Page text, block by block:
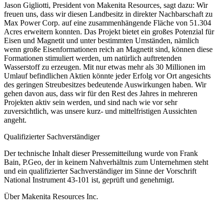
Jason Gigliotti, President von Makenita Resources, sagt dazu: Wir
freuen uns, dass wir diesen Landbesitz in direkter Nachbarschaft zu
Max Power Corp. auf eine zusammenhängende Fläche von 51.304
Acres erweitern konnten. Das Projekt bietet ein großes Potenzial für
Eisen und Magnetit und unter bestimmten Umständen, nämlich
wenn große Eisenformationen reich an Magnetit sind, können diese
Formationen stimuliert werden, um natürlich auftretenden
Wasserstoff zu erzeugen. Mit nur etwas mehr als 30 Millionen im
Umlauf befindlichen Aktien könnte jeder Erfolg vor Ort angesichts
des geringen Streubesitzes bedeutende Auswirkungen haben. Wir
gehen davon aus, dass wir für den Rest des Jahres in mehreren
Projekten aktiv sein werden, und sind nach wie vor sehr
zuversichtlich, was unsere kurz- und mittelfristigen Aussichten
angeht.
Qualifizierter Sachverständiger
Der technische Inhalt dieser Pressemitteilung wurde von Frank
Bain, P.Geo, der in keinem Nahverhältnis zum Unternehmen steht
und ein qualifizierter Sachverständiger im Sinne der Vorschrift
National Instrument 43-101 ist, geprüft und genehmigt.
Über Makenita Resources Inc.